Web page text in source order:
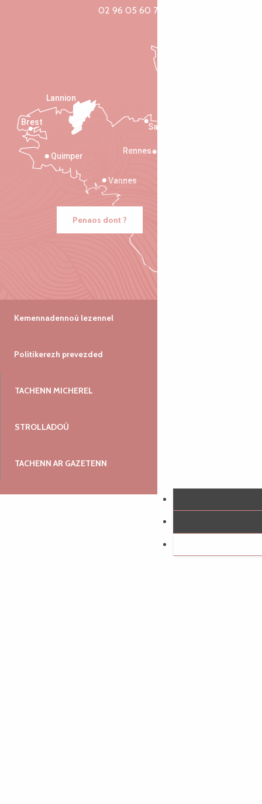
02 96 05 60 70
Saint-Malo
Rennes
Vannes
Quimper
Lannion
Brest
Penaos dont ?
Kemennadennoù lezennel
Politikerezh prevezded
TACHENN MICHEREL
STROLLADOÙ
TACHENN AR GAZETENN